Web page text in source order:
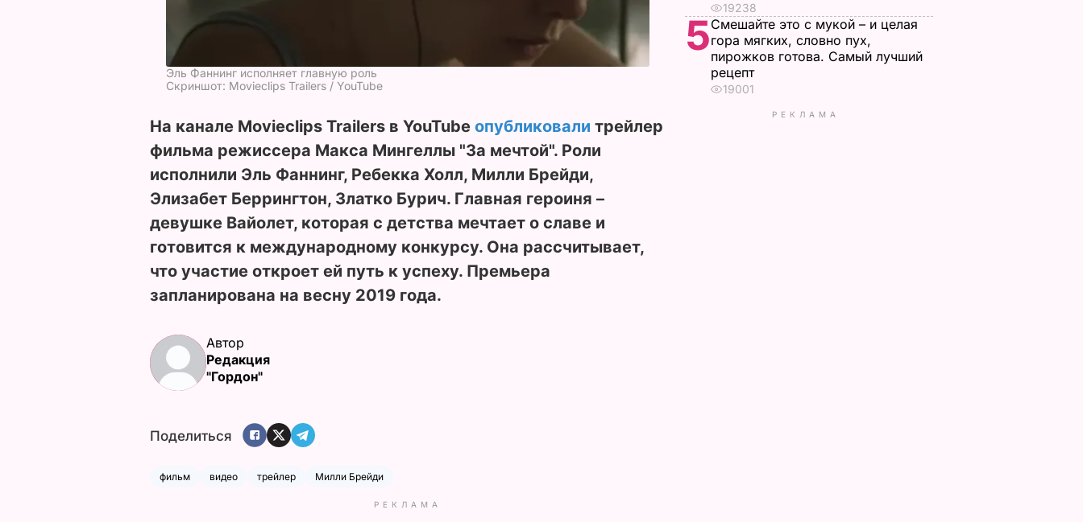
Эль Фаннинг исполняет главную роль
Скриншот: Movieclips Trailers / YouTube
На канале Movieclips Trailers в YouTube опубликовали трейлер
фильма режиссера Макса Мингеллы "За мечтой". Роли
исполнили Эль Фаннинг, Ребекка Холл, Милли Брейди,
Элизабет Беррингтон, Златко Бурич. Главная героиня –
девушке Вайолет, которая с детства мечтает о славе и
готовится к международному конкурсу. Она рассчитывает,
что участие откроет ей путь к успеху. Премьера
запланирована на весну 2019 года.
Автор
Редакция
"Гордон"
Поделиться
фильм видео трейлер Милли Брейди
РЕКЛАМА
19238
5Смешайте это с мукой – и целая
гора мягких, словно пух,
пирожков готова. Самый лучший
рецепт
19001
РЕКЛАМА